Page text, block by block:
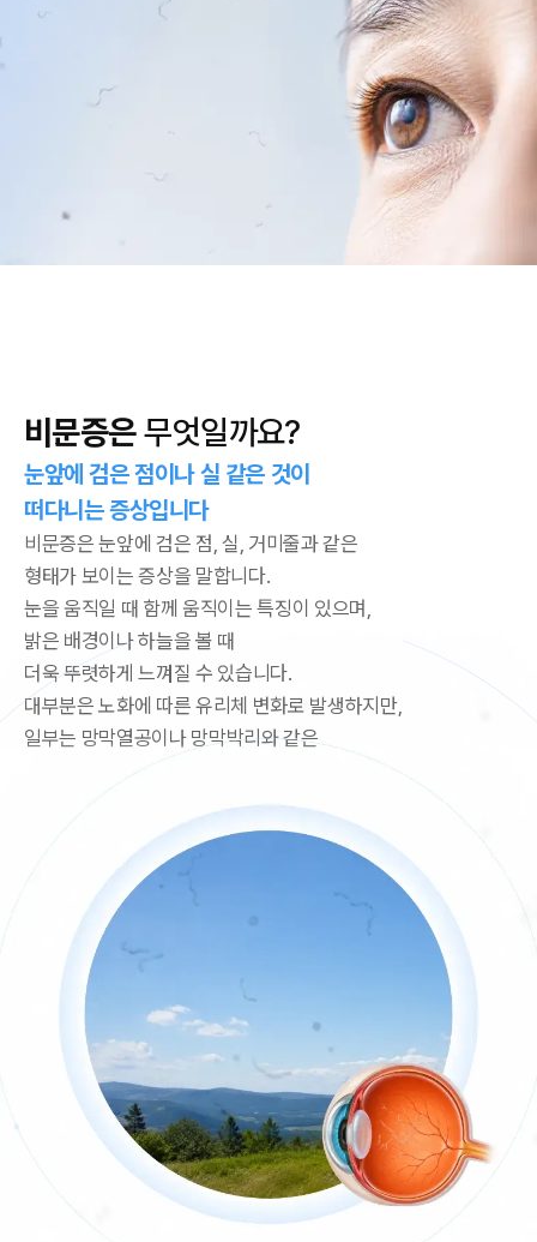
비문증은무엇일까요?
눈앞에 검은 점이나 실 같은 것이
떠다니는 증상입니다
비문증은 눈앞에 검은 점, 실, 거미줄과 같은
형태가 보이는 증상을 말합니다.
눈을 움직일 때 함께 움직이는 특징이 있으며,
밝은 배경이나 하늘을 볼 때
더욱 뚜렷하게 느껴질 수 있습니다.
대부분은 노화에 따른 유리체 변화로 발생하지만,
일부는 망막열공이나 망막박리와 같은